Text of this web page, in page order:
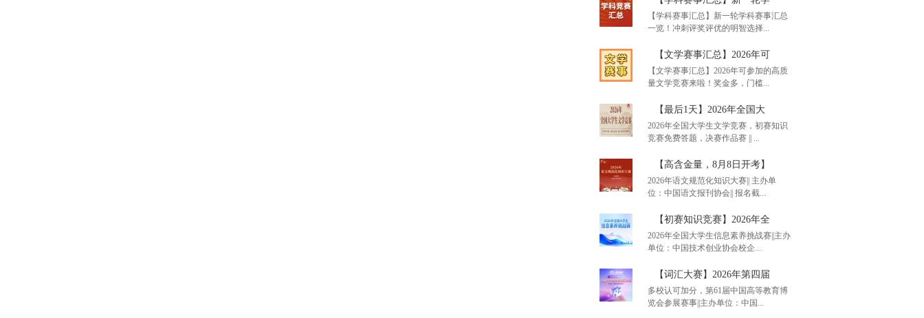
【榜单赛事汇总】通知！20
【学科赛事汇总】新一轮学科赛事汇总
一览！冲刺评奖评优的明智选择...
【学科赛事汇总】新一轮学
【文学赛事汇总】2026年可
【文学赛事汇总】2026年可参加的高质
量文学竞赛来啦！奖金多，门槛...
【文学赛事汇总】2026年可
【最后1天】2026年全国大
2026年全国大学生文学竞赛，初赛知识
竞赛免费答题，决赛作品赛 || ...
【最后1天】2026年全国大
【高含金量，8月8日开考】
2026年语文规范化知识大赛|| 主办单
位：中国语文报刊协会|| 报名截...
【高含金量，8月8日开考】
【初赛知识竞赛】2026年全
2026年全国大学生信息素养挑战赛||主办
单位：中国技术创业协会校企...
【初赛知识竞赛】2026年全
【词汇大赛】2026年第四届
多校认可加分，第61届中国高等教育博
览会参展赛事||主办单位：中国...